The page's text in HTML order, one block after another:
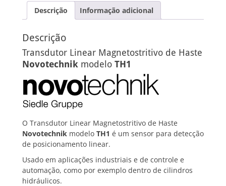
Descrição Informação adicional
Descrição
Transdutor Linear Magnetostritivo de Haste
Novotechnik modelo TH1
O Transdutor Linear Magnetostritivo de Haste
Novotechnik modelo TH1 é um sensor para detecção
de posicionamento linear.
Usado em aplicações industriais e de controle e
automação, como por exemplo dentro de cilindros
hidráulicos.